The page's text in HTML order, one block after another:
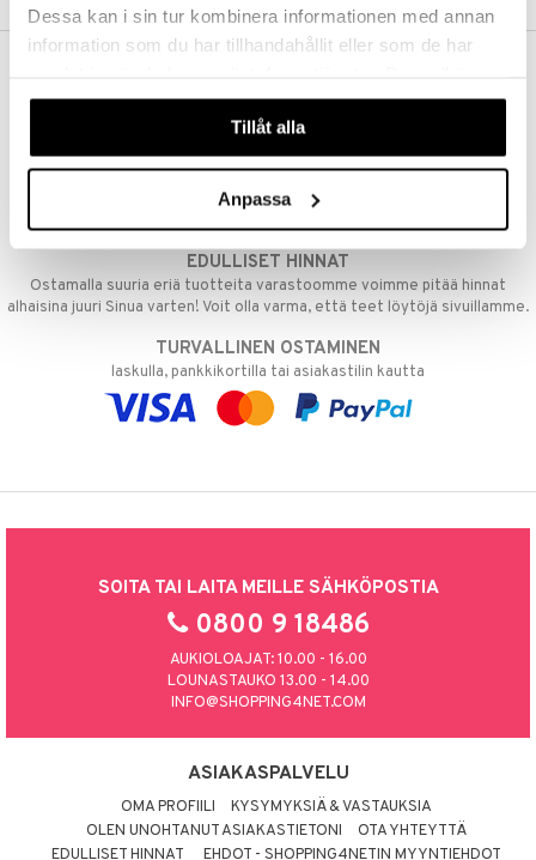
Dessa kan i sin tur kombinera informationen med annan
information som du har tillhandahållit eller som de har
våra cookies vid fortsatt användande av vår webbplats.
Tillåt alla
Anpassa
Aina maksuton vaihtoehto, huolimatta siitä ostatko yksittäisen
tuotteen tai koko tilauksellesi joka ylittää 50 €.
NOPEAT TOIMITUKSET
Ennen kello 13.00 tehdyt tilaukset lähetetään normaalisti samana
EDULLISET HINNAT
Ostamalla suuria eriä tuotteita varastoomme voimme pitää hinnat
alhaisina juuri Sinua varten! Voit olla varma, että teet löytöjä sivuillamme.
TURVALLINEN OSTAMINEN
laskulla, pankkikortilla tai asiakastilin kautta
SOITA TAI LAITA MEILLE SÄHKÖPOSTIA
0800 9 18486
AUKIOLOAJAT: 10.00 - 16.00
LOUNASTAUKO 13.00 - 14.00
INFO@SHOPPING4NET.COM
ASIAKASPALVELU
OMA PROFIILI
KYSYMYKSIÄ & VASTAUKSIA
OLEN UNOHTANUT ASIAKASTIETONI
OTA YHTEYTTÄ
EDULLISET HINNAT
EHDOT - SHOPPING4NETIN MYYNTIEHDOT